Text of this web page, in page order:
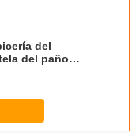
del
del paño